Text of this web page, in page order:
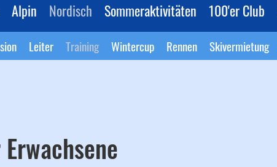
Alpin Nordisch Sommeraktivitäten 100'er Club
Leiter Training Wintercup Rennen Skivermietung